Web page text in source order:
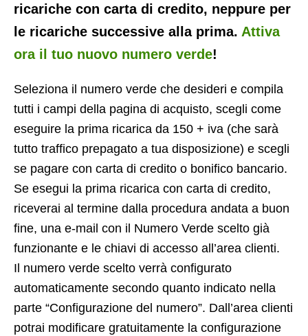
ricariche con carta di credito, neppure per
le ricariche successive alla prima. Attiva
ora il tuo nuovo numero verde!
Seleziona il numero verde che desideri e compila
tutti i campi della pagina di acquisto, scegli come
eseguire la prima ricarica da 150 + iva (che sarà
tutto traffico prepagato a tua disposizione) e scegli
se pagare con carta di credito o bonifico bancario.
Se esegui la prima ricarica con carta di credito,
riceverai al termine dalla procedura andata a buon
fine, una e-mail con il Numero Verde scelto già
funzionante e le chiavi di accesso all’area clienti.
Il numero verde scelto verrà configurato
automaticamente secondo quanto indicato nella
parte “Configurazione del numero”. Dall’area clienti
potrai modificare gratuitamente la configurazione